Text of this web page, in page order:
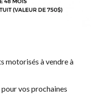
motorisés à vendre à
vos prochaines